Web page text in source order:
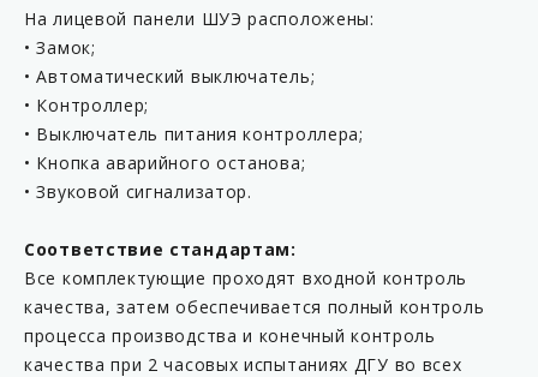
На лицевой панели ШУЭ расположены:
• Замок;
• Автоматический выключатель;
• Контроллер;
• Выключатель питания контроллера;
• Кнопка аварийного останова;
• Звуковой сигнализатор.
Соответствие стандартам:
Все комплектующие проходят входной контроль
качества, затем обеспечивается полный контроль
процесса производства и конечный контроль
качества при 2 часовых испытаниях ДГУ во всех